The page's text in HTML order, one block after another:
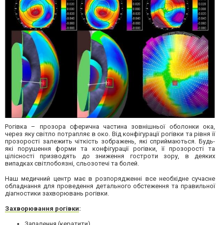
Рогівка – прозора сферична частина зовнішньої оболонки ока,
через яку світло потрапляє в око. Від конфігурації рогівки та рівня її
прозорості залежить чіткість зображень, які сприймаються. Будь-
які порушення форми та конфігурації рогівки, її прозорості та
цілісності призводять до зниження гостроти зору, в деяких
випадках світлобоязні, сльозотечі та болей.
Наш медичний центр має в розпорядженні все необхідне сучасне
обладнання для проведення детального обстеження та правильної
діагностики захворювань рогівки.
Захворювання рогівки: